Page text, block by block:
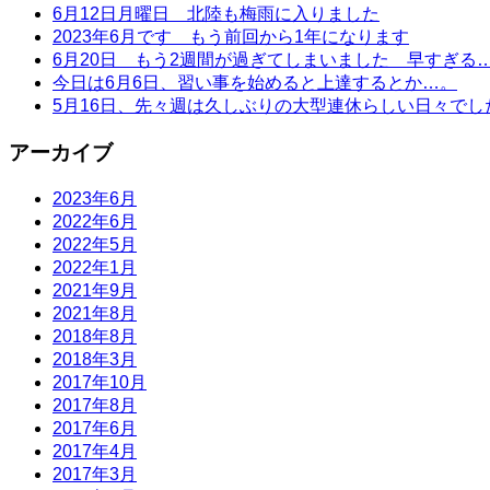
6月12日月曜日 北陸も梅雨に入りました
2023年6月です もう前回から1年になります
6月20日 もう2週間が過ぎてしまいました 早すぎる
今日は6月6日、習い事を始めると上達するとか…。
5月16日、先々週は久しぶりの大型連休らしい日々でし
アーカイブ
2023年6月
2022年6月
2022年5月
2022年1月
2021年9月
2021年8月
2018年8月
2018年3月
2017年10月
2017年8月
2017年6月
2017年4月
2017年3月